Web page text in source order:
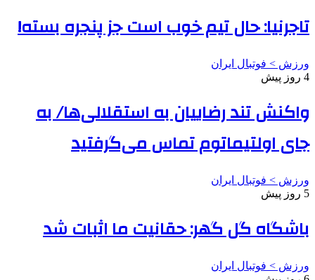
تاجرنیا: حال تیم خوب است جز پنجره بسته!
ورزش > فوتبال ایران
4 روز پیش
واکنش تند رضاییان به استقلالی‌ها/ به
جای اولتیماتوم تماس می‌گرفتید
ورزش > فوتبال ایران
5 روز پیش
باشگاه گل گهر: حقانیت ما اثبات شد
ورزش > فوتبال ایران